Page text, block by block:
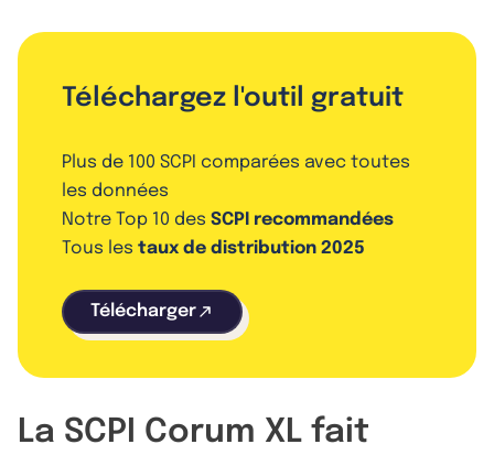
Téléchargez l'outil gratuit
Plus de 100 SCPI comparées avec toutes
les données
Notre Top 10 des SCPI recommandées
Tous les taux de distribution 2025
Télécharger
La SCPI Corum XL fait